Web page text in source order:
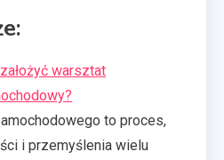
warsztat
to proces,
i przemyślenia wielu